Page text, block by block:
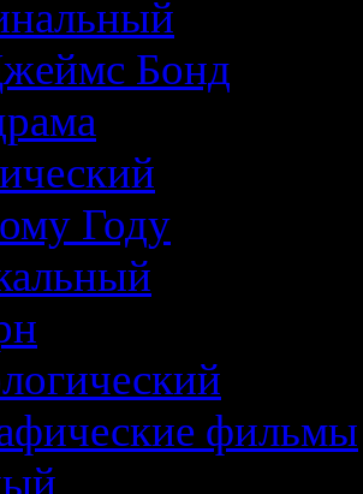
Бонд
Году
фильмы